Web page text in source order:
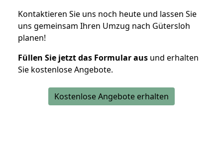
Kontaktieren Sie uns noch heute und lassen Sie
uns gemeinsam Ihren Umzug nach Gütersloh
planen!
Füllen Sie jetzt das Formular aus und erhalten
Sie kostenlose Angebote.
Kostenlose Angebote erhalten